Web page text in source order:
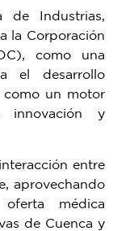
de Industrias,
la Corporación
como una
el desarrollo
como un motor
innovación y
entre
aprovechando
médica
de Cuenca y